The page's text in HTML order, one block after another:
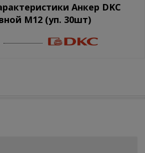
Анкер DKC
М12 (уп. 30шт)